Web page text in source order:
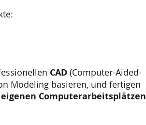
CAD (Computer-Aided-
Modeling basieren, und fertigen
eigenen Computerarbeitsplätzen